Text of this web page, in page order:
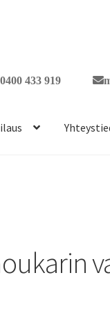
0400 433 919